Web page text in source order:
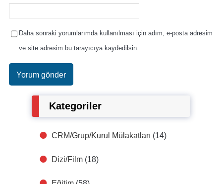
Daha sonraki yorumlarımda kullanılması için adım, e-posta adresim
ve site adresim bu tarayıcıya kaydedilsin.
Kategoriler
CRM/Grup/Kurul Mülakatları (14)
Dizi/Film (18)